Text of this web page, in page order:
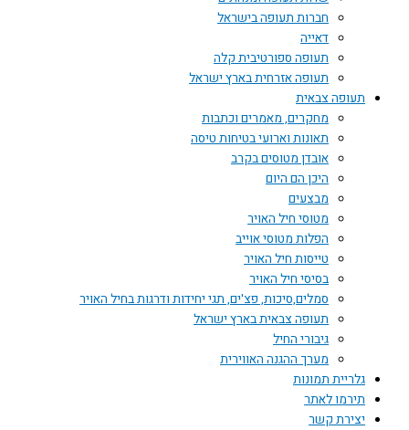
חברות תעופה בישראל
דאייה
תעופה ספורטיבית קלה
תעופה אזרחית בארץ ישראל
תעופה צבאית
מחקרים, מאמרים וכתבות
תאונות וארועי בטיחות טיסה
אובדן מטוסים בקרב
היכן הם היום
מבצעים
מטוסי חיל האויר
הפלות מטוסי אוייב
טייסות חיל האויר
בסיסי חיל האויר
סמלים,סיכות, פצ'ים, תגי יחידות ודרגות בחיל האויר
תעופה צבאית בארץ ישראל
גיבורי החיל
מערך ההגנה האווירית
גלריית תמונות
תירמו לאתר
יצירת קשר